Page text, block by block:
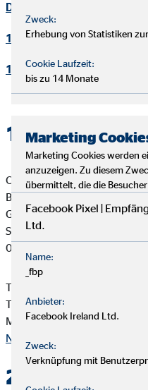
Datenschutzerklärung
17. Rechte der betroffenen
18. Begriffsdefinitionen
1.
OVB Vermögensberatung AG
Barbara Müller
Generalagentin für die OVB
Sonnenstr. 11
04703 Leisnig
Telefon: +49 34321 62388
Telefax: +49 34321 62389
Mail:bmueller@ovb.de
Nach oben
2. Kontakt
Zweck:
Erhebung von Statistiken
Cookie Laufzeit:
bis zu 14 Monate
Marketing
Marketing Cookies werden
anzuzeigen. Zu diesem
übermittelt, die die
Facebook Pixel |
Ltd.
Name:
_fbp
Anbieter:
Facebook Ireland Ltd.
Zweck:
Verknüpfung mit